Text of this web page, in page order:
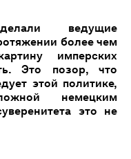
ведущие
более чем
имперских
Это позор, что
этой политике,
немецким
это не